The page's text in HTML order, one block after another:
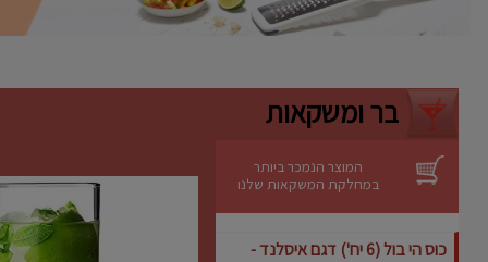
ניקוי קל– ניתן לשטיפה ידנית מהירה.
רגישים.
מבטיחה תוצאה מקצועית גם באפייה
ביתית.
בר ומשקאות
המוצר הנמכר ביותר
במחלקת המשקאות שלנו
כוס הי בול (6 יח') דגם איסלנד -